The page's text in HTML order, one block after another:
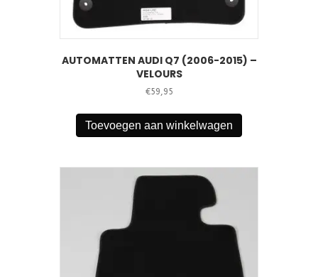
AUTOMATTEN AUDI Q7 (2006-2015) –
VELOURS
€59,95
Toevoegen aan winkelwagen